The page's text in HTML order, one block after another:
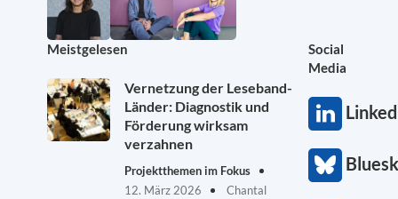
Meistgelesen
Vernetzung der Leseband-
Länder: Diagnostik und
Förderung wirksam
verzahnen
Projektthemen im Fokus
12. März 2026
Chantal
Social
Media